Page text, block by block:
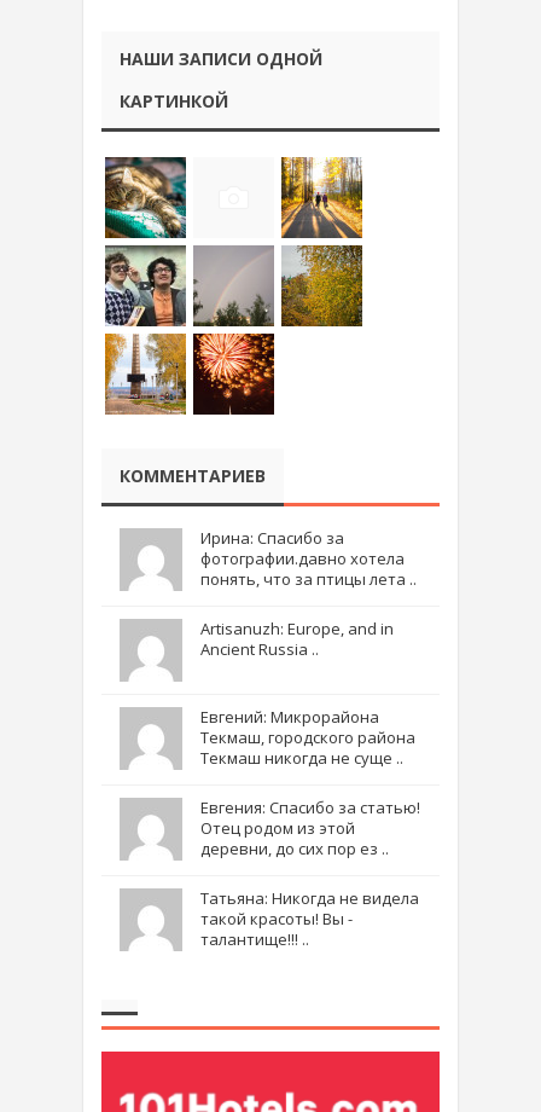
НАШИ ЗАПИСИ ОДНОЙ
КАРТИНКОЙ
КОММЕНТАРИЕВ
Ирина: Спасибо за
фотографии.давно хотела
понять, что за птицы лета ..
Artisanuzh: Europe, and in
Ancient Russia ..
Евгений: Микрорайона
Текмаш, городского района
Текмаш никогда не суще ..
Евгения: Спасибо за статью!
Отец родом из этой
деревни, до сих пор ез ..
Татьяна: Никогда не видела
такой красоты! Вы -
талантище!!! ..